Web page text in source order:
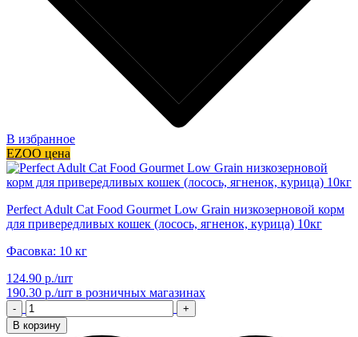
В избранное
EZOO цена
Perfect Adult Cat Food Gourmet Low Grain низкозерновой корм
для привередливых кошек (лосось, ягненок, курица) 10кг
Фасовка: 10 кг
124.90 р./шт
190.30 р./шт в розничных магазинах
-
+
В корзину